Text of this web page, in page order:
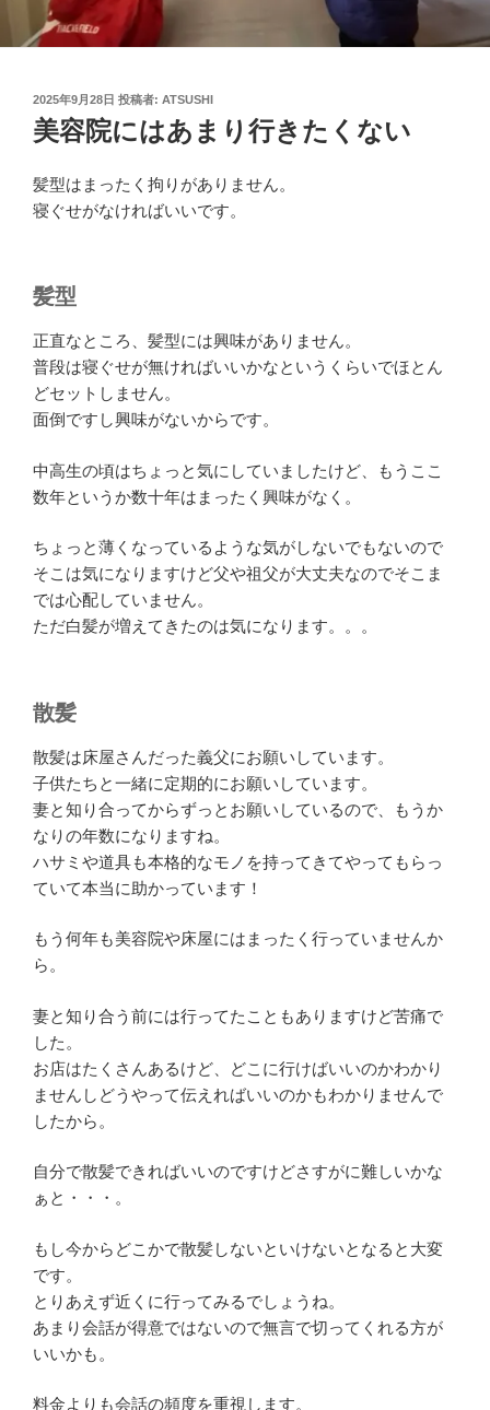
投
稿
日:
2025年9月28日 投稿者: ATSUSHI
美容院にはあまり行きたくない
髪型はまったく拘りがありません。
寝ぐせがなければいいです。
髪型
正直なところ、髪型には興味がありません。
普段は寝ぐせが無ければいいかなというくらいでほとん
どセットしません。
面倒ですし興味がないからです。
中高生の頃はちょっと気にしていましたけど、もうここ
数年というか数十年はまったく興味がなく。
ちょっと薄くなっているような気がしないでもないので
そこは気になりますけど父や祖父が大丈夫なのでそこま
では心配していません。
ただ白髪が増えてきたのは気になります。。。
散髪
散髪は床屋さんだった義父にお願いしています。
子供たちと一緒に定期的にお願いしています。
妻と知り合ってからずっとお願いしているので、もうか
なりの年数になりますね。
ハサミや道具も本格的なモノを持ってきてやってもらっ
ていて本当に助かっています！
もう何年も美容院や床屋にはまったく行っていませんか
ら。
妻と知り合う前には行ってたこともありますけど苦痛で
した。
お店はたくさんあるけど、どこに行けばいいのかわかり
ませんしどうやって伝えればいいのかもわかりませんで
したから。
自分で散髪できればいいのですけどさすがに難しいかな
ぁと・・・。
もし今からどこかで散髪しないといけないとなると大変
です。
とりあえず近くに行ってみるでしょうね。
あまり会話が得意ではないので無言で切ってくれる方が
いいかも。
料金よりも会話の頻度を重視します。